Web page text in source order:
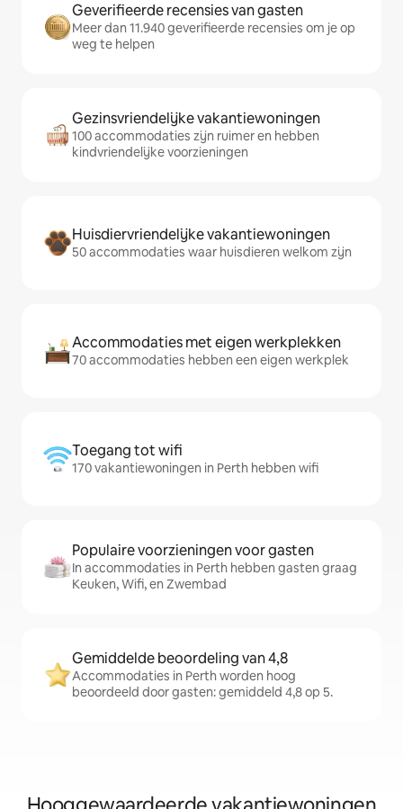
Geverifieerde recensies van gasten
Meer dan 11.940 geverifieerde recensies om je op
weg te helpen
Gezinsvriendelijke vakantiewoningen
100 accommodaties zijn ruimer en hebben
kindvriendelijke voorzieningen
Huisdiervriendelijke vakantiewoningen
50 accommodaties waar huisdieren welkom zijn
Accommodaties met eigen werkplekken
70 accommodaties hebben een eigen werkplek
Toegang tot wifi
170 vakantiewoningen in Perth hebben wifi
Populaire voorzieningen voor gasten
In accommodaties in Perth hebben gasten graag
Keuken, Wifi, en Zwembad
Gemiddelde beoordeling van 4,8
Accommodaties in Perth worden hoog
beoordeeld door gasten: gemiddeld 4,8 op 5.